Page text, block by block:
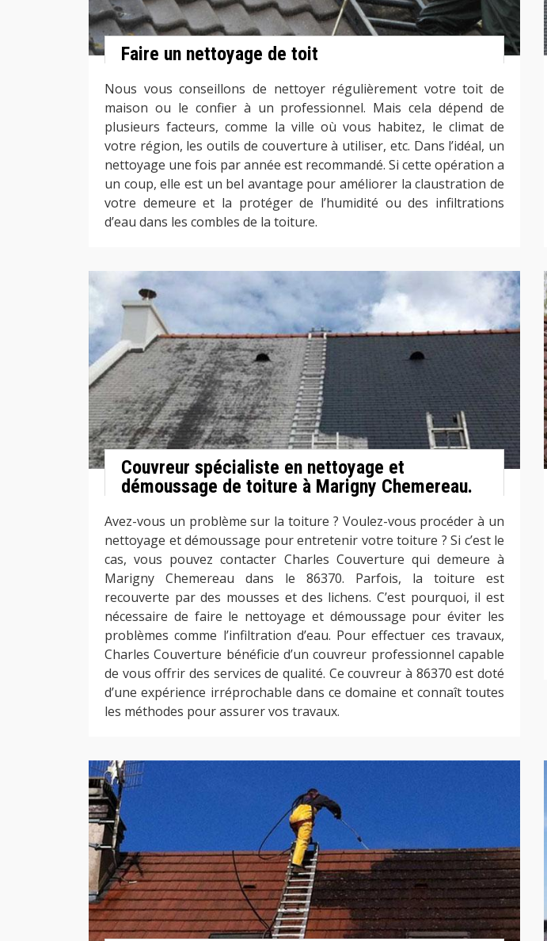
Faire un nettoyage de toit
Nous vous conseillons de nettoyer régulièrement votre toit de
maison ou le confier à un professionnel. Mais cela dépend de
plusieurs facteurs, comme la ville où vous habitez, le climat de
votre région, les outils de couverture à utiliser, etc. Dans l’idéal, un
nettoyage une fois par année est recommandé. Si cette opération a
un coup, elle est un bel avantage pour améliorer la claustration de
votre demeure et la protéger de l’humidité ou des infiltrations
d’eau dans les combles de la toiture.
Couvreur spécialiste en nettoyage et
démoussage de toiture à Marigny Chemereau.
Avez-vous un problème sur la toiture ? Voulez-vous procéder à un
nettoyage et démoussage pour entretenir votre toiture ? Si c’est le
cas, vous pouvez contacter Charles Couverture qui demeure à
Marigny Chemereau dans le 86370. Parfois, la toiture est
recouverte par des mousses et des lichens. C’est pourquoi, il est
nécessaire de faire le nettoyage et démoussage pour éviter les
problèmes comme l’infiltration d’eau. Pour effectuer ces travaux,
Charles Couverture bénéficie d’un couvreur professionnel capable
de vous offrir des services de qualité. Ce couvreur à 86370 est doté
d’une expérience irréprochable dans ce domaine et connaît toutes
les méthodes pour assurer vos travaux.